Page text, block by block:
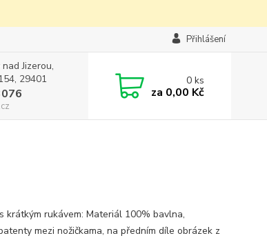
Přihlášení
Jizerou,
29401
0ks
za 0,00 Kč
krátkým rukávem: Materiál 100% bavlna,
mezi nožičkama, na předním díle obrázek z